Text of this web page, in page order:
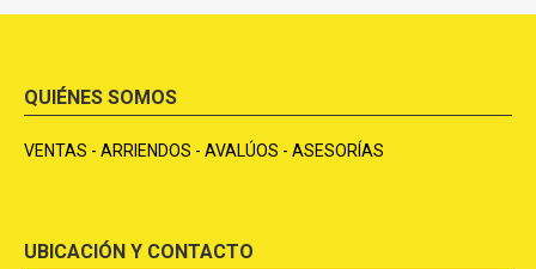
QUIÉNES SOMOS
VENTAS - ARRIENDOS - AVALÚOS - ASESORÍAS
UBICACIÓN Y CONTACTO